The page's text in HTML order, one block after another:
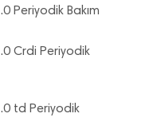
Periyodik Bakım
Crdi Periyodik
td Periyodik